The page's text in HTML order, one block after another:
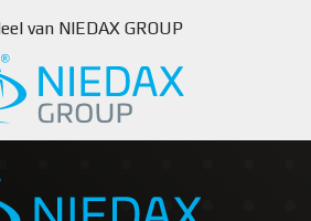
van NIEDAX GROUP